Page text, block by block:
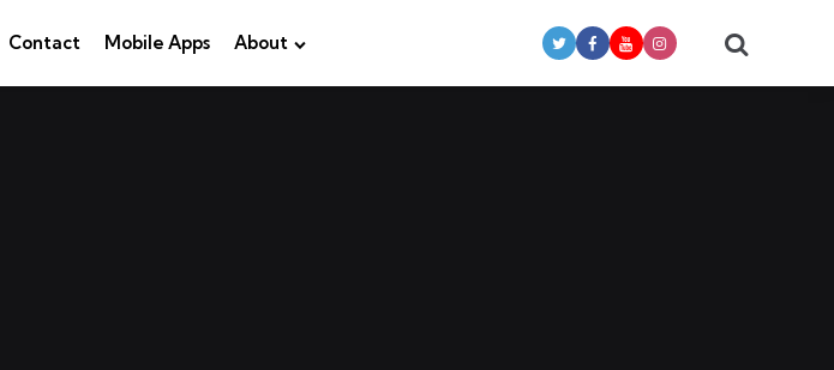
Contact Mobile Apps About